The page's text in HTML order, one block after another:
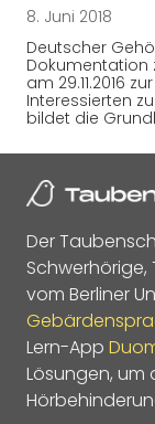
8. Juni 2018
Deutscher
Dokumentation
am 29.11.2016
Interessierten
bildet die
Der
vom Berliner
Lern-App
Lösungen, um